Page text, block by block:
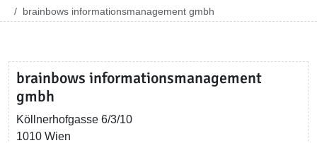
brainbows informationsmanagement gmbh
brainbows informationsmanagement
gmbh
Köllnerhofgasse 6/3/10
1010 Wien